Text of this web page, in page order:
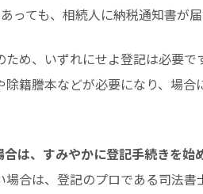
ても、相続人に納税通知書が届
め、いずれにせよ登記は必要で
籍謄本などが必要になり、場合
は、すみやかに登記手続きを始
合は、登記のプロである司法書